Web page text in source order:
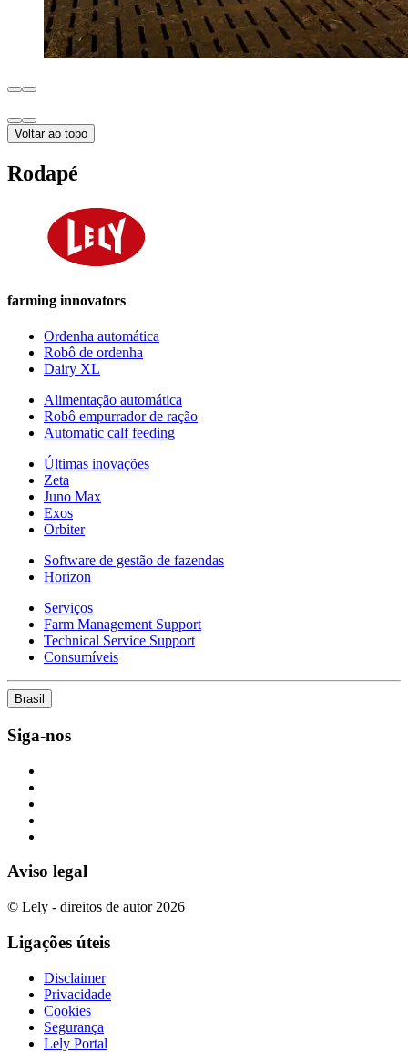
Voltar ao topo
Rodapé
farming innovators
Ordenha automática
Robô de ordenha
Dairy XL
Alimentação automática
Robô empurrador de ração
Automatic calf feeding
Últimas inovações
Zeta
Juno Max
Exos
Orbiter
Software de gestão de fazendas
Horizon
Serviços
Farm Management Support
Technical Service Support
Consumíveis
Brasil
Siga-nos
Aviso legal
© Lely - direitos de autor 2026
Ligações úteis
Disclaimer
Privacidade
Cookies
Segurança
Lely Portal